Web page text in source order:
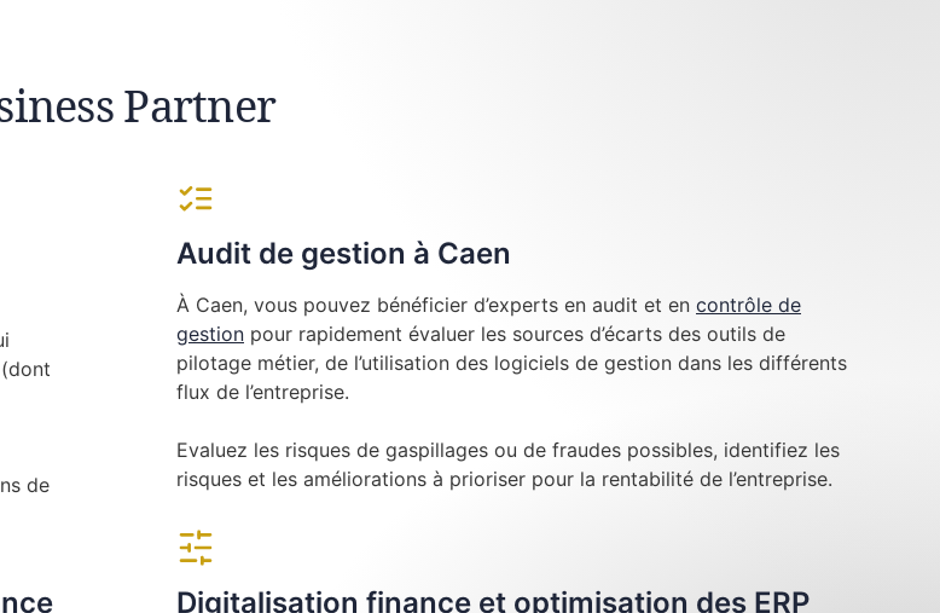
Partner
de
Audit de gestion à Caen
À Caen, vous pouvez bénéficier d’experts en audit et en contrôle de
gestion pour rapidement évaluer les sources d’écarts des outils de
pilotage métier, de l’utilisation des logiciels de gestion dans les différents
flux de l’entreprise.
Evaluez les risques de gaspillages ou de fraudes possibles, identifiez les
risques et les améliorations à prioriser pour la rentabilité de l’entreprise.
Digitalisation finance et optimisation des ERP